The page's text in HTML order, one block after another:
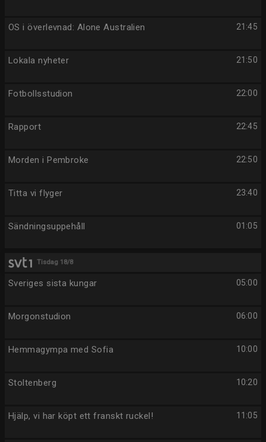
21:45
OS i överlevnad: Alone Australien
21:50
Lokala nyheter
22:00
Fotbollsstudion
22:45
Rapport
22:50
Morden i Pembroke
23:40
Titta vi flyger
01:05
Sändningsuppehåll
Tisdag 18/8
05:00
Sveriges sista kungar
06:00
Morgonstudion
10:00
Hemmagympa med Sofia
10:20
Stoltenberg
11:05
Hjälp, vi har köpt ett franskt ruckel!